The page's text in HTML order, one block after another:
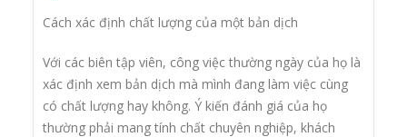
Cách xác định chất lượng của một bản dịch
Với các biên tập viên, công việc thường ngày của họ là
xác định xem bản dịch mà mình đang làm việc cùng
có chất lượng hay không. Ý kiến đánh giá của họ
thường phải mang tính chất chuyên nghiệp, khách